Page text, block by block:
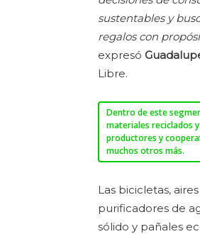
sustentables y
regalos con
expresó
Libre.
Dentro de este
materiales reciclados
productores y
muchos otros más.
Las bicicletas,
purificadores de
sólido y pañales